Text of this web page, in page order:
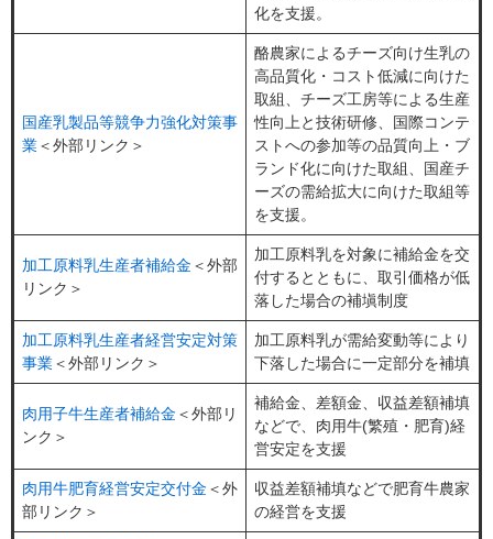
化を支援。
国産乳製品等競争力強化対策事
業＜外部リンク＞
酪農家によるチーズ向け生乳の
高品質化・コスト低減に向けた
取組、チーズ工房等による生産
性向上と技術研修、国際コンテ
ストへの参加等の品質向上・ブ
ランド化に向けた取組、国産チ
ーズの需給拡大に向けた取組等
を支援。
加工原料乳生産者補給金 ＜外部
リンク＞
加工原料乳を対象に補給金を交
付するとともに、取引価格が低
落した場合の補塡制度
加工原料乳生産者経営安定対策
事業＜外部リンク＞
加工原料乳が需給変動等により
下落した場合に一定部分を補填
肉用子牛生産者補給金 ＜外部リ
ンク＞
補給金、差額金、収益差額補填
などで、肉用牛(繁殖・肥育)経
営安定を支援
肉用牛肥育経営安定交付金 ＜外
部リンク＞
収益差額補填などで肥育牛農家
の経営を支援